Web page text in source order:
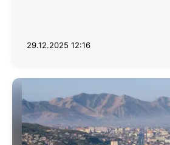
29.12.2025 12:16